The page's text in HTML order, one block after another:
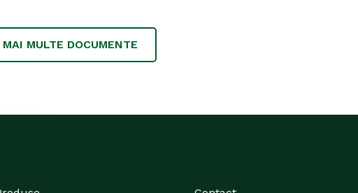
MULTE DOCUMENTE